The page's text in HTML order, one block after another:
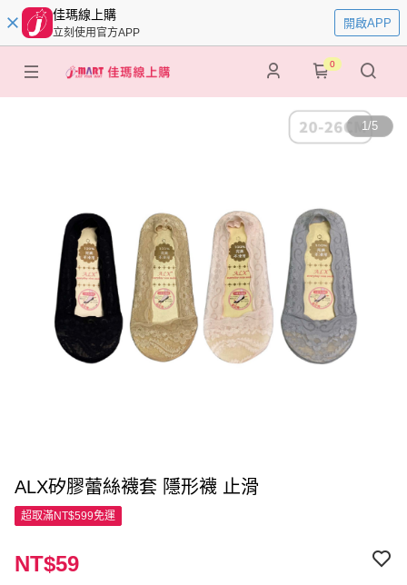
佳瑪線上購
立刻使用官方APP
開啟APP
0
1/5
ALX矽膠蕾絲襪套 隱形襪 止滑
超取滿NT$599免運
NT$59